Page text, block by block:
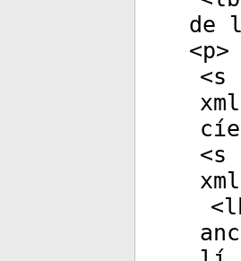
de
<p>
<s
<s
<